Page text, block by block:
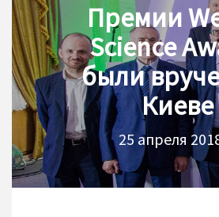
Премии
Science
были
Киеве
25 апреля